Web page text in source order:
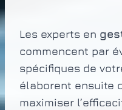
Les experts en
commencent par
spécifiques de
élaborent ensuite
maximiser